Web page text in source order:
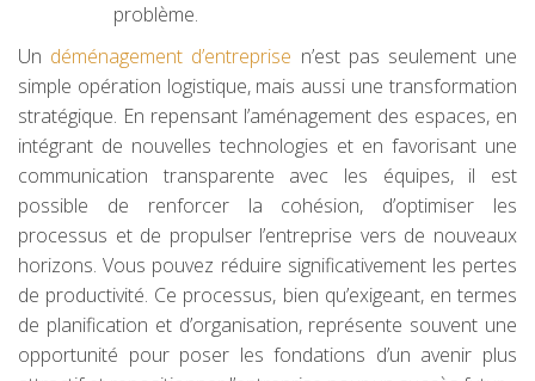
problème.
Un déménagement d’entreprise n’est pas seulement une
simple opération logistique, mais aussi une transformation
stratégique. En repensant l’aménagement des espaces, en
intégrant de nouvelles technologies et en favorisant une
communication transparente avec les équipes, il est
possible de renforcer la cohésion, d’optimiser les
processus et de propulser l’entreprise vers de nouveaux
horizons. Vous pouvez réduire significativement les pertes
de productivité. Ce processus, bien qu’exigeant, en termes
de planification et d’organisation, représente souvent une
opportunité pour poser les fondations d’un avenir plus